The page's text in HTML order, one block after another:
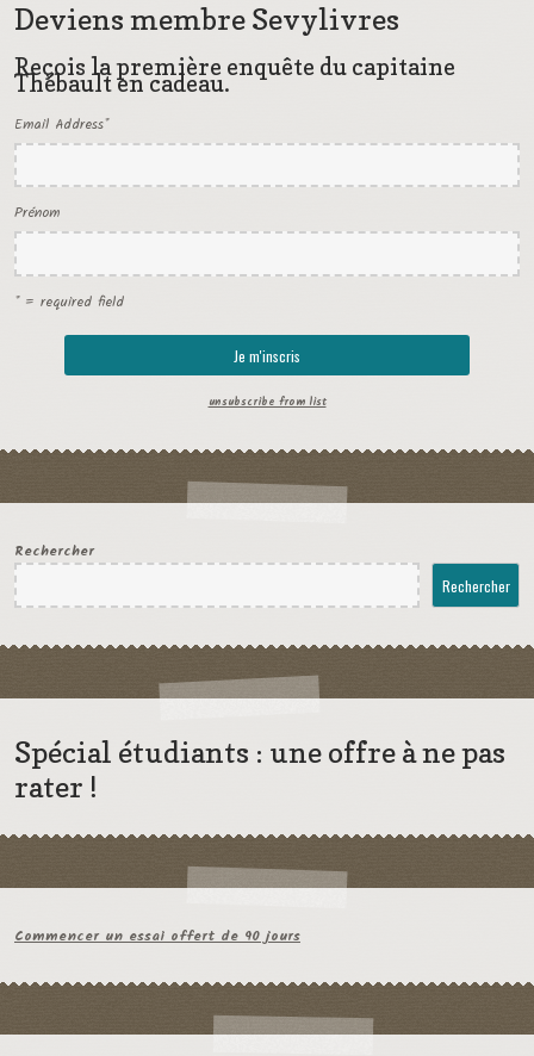
Deviens membre Sevylivres
Reçois la première enquête du capitaine
Thébault en cadeau.
Email Address*
Prénom
* = required field
unsubscribe from list
Rechercher
Rechercher
Spécial étudiants : une offre à ne pas
rater !
Commencer un essai offert de 90 jours